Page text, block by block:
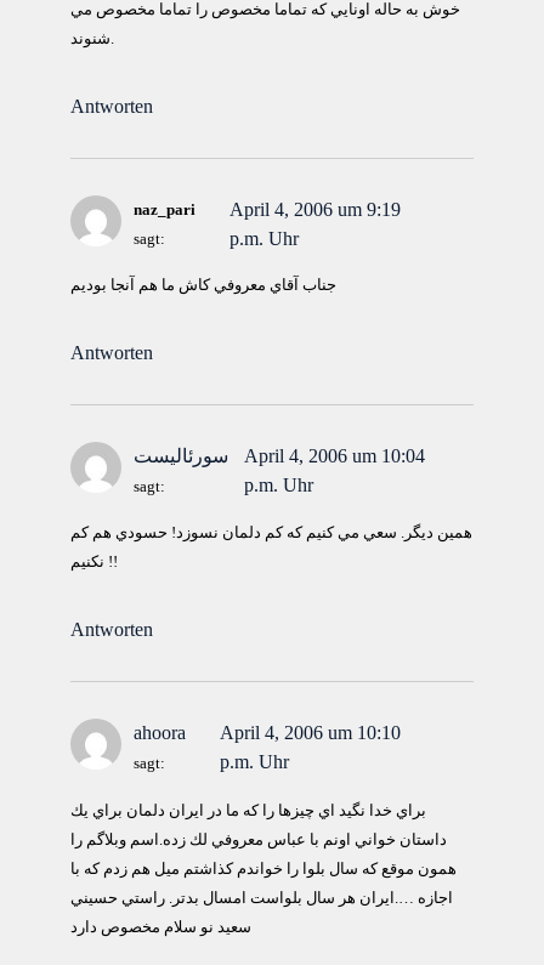
خوش به حاله اونايي كه تماما مخصوص را تماما مخصوص مي
Antworten
naz_pari
sagt:
April 4, 2006 um 9:19
p.m. Uhr
جناب آقاي معروفي كاش ما هم آنجا بوديم
Antworten
سورئالیست
sagt:
April 4, 2006 um 10:04
p.m. Uhr
همين ديگر. سعي مي كنيم كه كم دلمان نسوزد! حسودي هم كم
نكنيم !!
Antworten
ahoora
sagt:
April 4, 2006 um 10:10
p.m. Uhr
براي خدا نگيد اي چيزها را كه ما در ايران دلمان براي يك
داستان خواني اونم با عباس معروفي لك زده.اسم وبلاگم را
همون موقع كه سال بلوا را خواندم كذاشتم ميل هم زدم كه با
اجازه ….ايران هر سال بلواست امسال بدتر. راستي حسيني
سعيد نو سلام مخصوص دارد